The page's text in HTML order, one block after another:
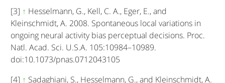
[3] ↑ Hesselmann, G., Kell, C. A., Eger, E., and
Kleinschmidt, A. 2008. Spontaneous local variations in
ongoing neural activity bias perceptual decisions. Proc.
Natl. Acad. Sci. U.S.A. 105:10984–10989.
doi:10.1073/pnas.0712043105
[4] ↑ Sadaghiani, S., Hesselmann, G., and Kleinschmidt, A.